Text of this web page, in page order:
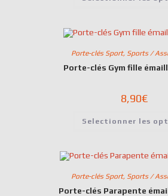
Porte-clés Sport, Sports /
Porte-clés Gym fille
8,90€
Selectionner les
Porte-clés Sport, Sports /
Porte-clés Parapente